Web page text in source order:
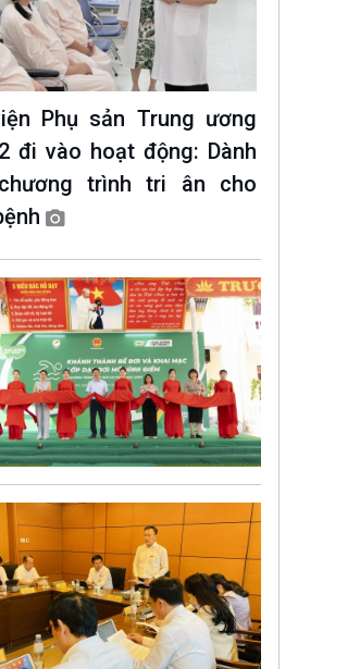
Phụ sản Trung ương
đi vào hoạt động: Dành
trình tri ân cho